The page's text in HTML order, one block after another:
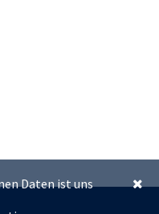
Daten ist uns